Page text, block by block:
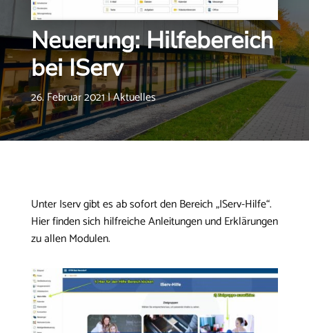
Neuerung: Hilfebereich
bei IServ
26. Februar 2021|Aktuelles
Unter Iserv gibt es ab sofort den Bereich „IServ-Hilfe“.
Hier finden sich hilfreiche Anleitungen und Erklärungen
zu allen Modulen.